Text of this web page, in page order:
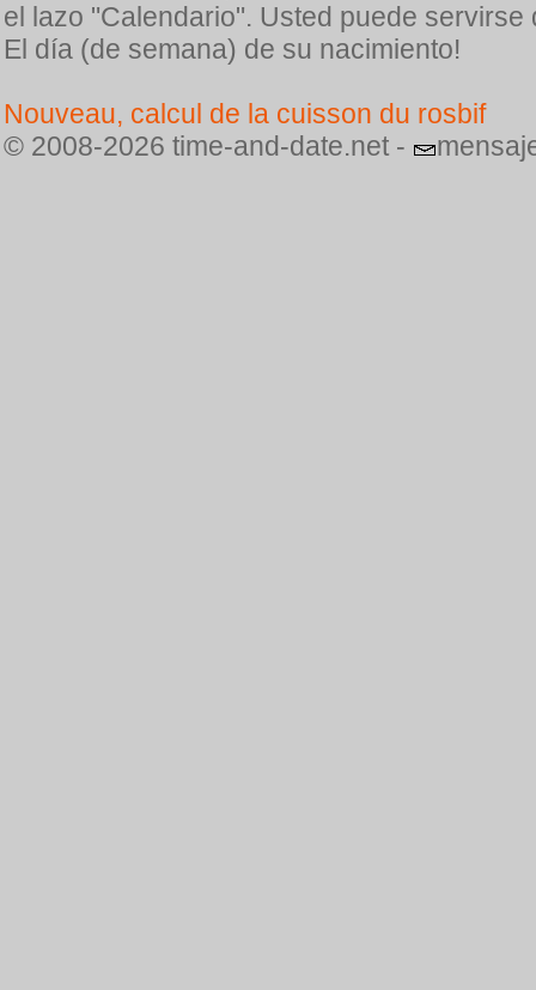
el lazo "Calendario". Usted puede
El día (de semana) de su nacimiento!
Nouveau, calcul de la cuisson du rosbif
© 2008-2026 time-and-date.net -